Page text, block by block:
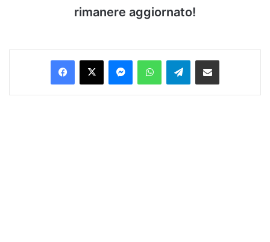
rimanere aggiornato!
Facebook
X MessengerWhatsAppTelegramCondividi via Email